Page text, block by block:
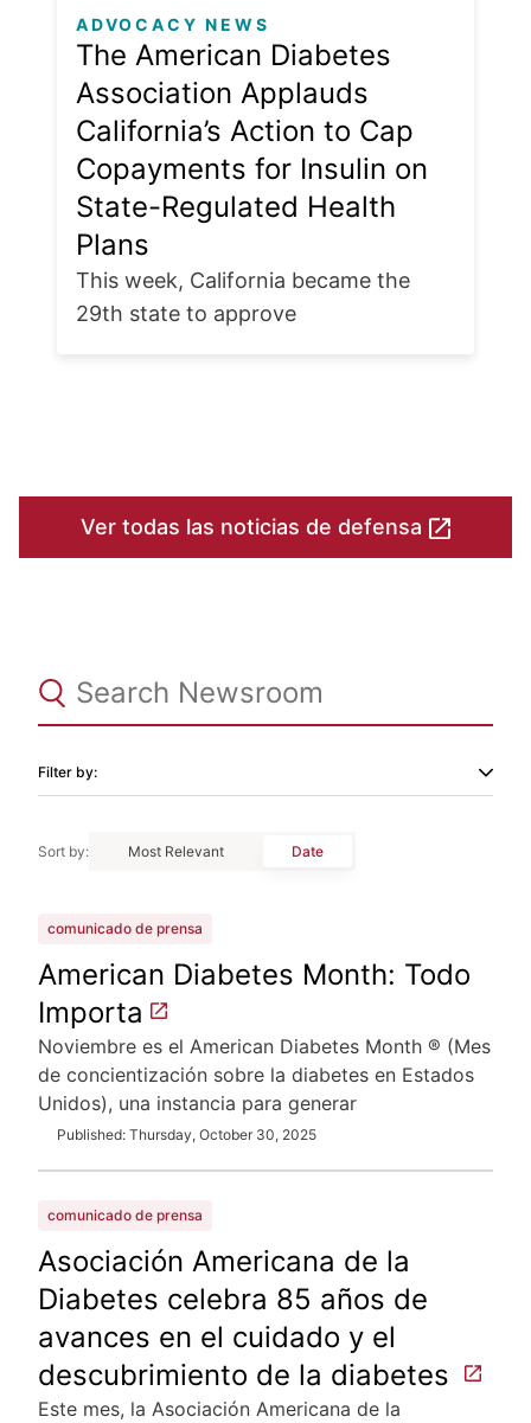
ADVOCACY NEWS
The American Diabetes
Association Applauds
California’s Action to Cap
Copayments for Insulin on
State-Regulated Health
Plans
This week, California became the
29th state to approve
Ver todas las noticias de defensa
Filter by:
Sort by: sort_by
Date
sort_byMost Relevant
comunicado de prensa
American Diabetes Month: Todo
Importa
Noviembre es el American Diabetes Month ® (Mes
de concientización sobre la diabetes en Estados
Unidos), una instancia para generar
Published: Thursday, October 30, 2025
comunicado de prensa
Asociación Americana de la
Diabetes celebra 85 años de
avances en el cuidado y el
descubrimiento de la diabetes
Este mes, la Asociación Americana de la